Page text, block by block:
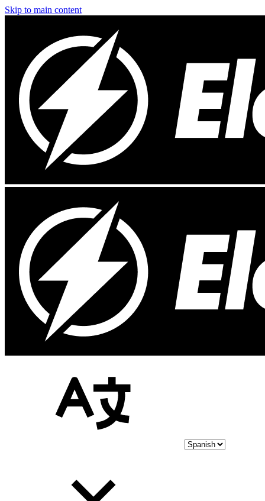
Skip to main content